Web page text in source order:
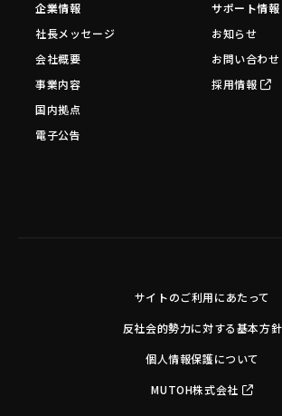
企業情報
社長メッセージ
会社概要
事業内容
国内拠点
電子公告
サポート情報
お知らせ
お問い合わせ
採用情報
サイトのご利用にあたって
反社会的勢力に対する基本方針
個人情報保護について
MUTOH株式会社